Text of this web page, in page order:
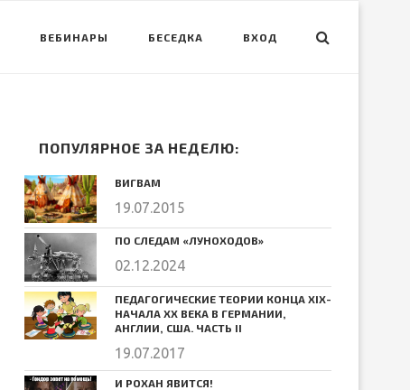
ВЕБИНАРЫ БЕСЕДКА ВХОД
ПОПУЛЯРНОЕ ЗА НЕДЕЛЮ:
ВИГВАМ
19.07.2015
ПО СЛЕДАМ «ЛУНОХОДОВ»
02.12.2024
ПЕДАГОГИЧЕСКИЕ ТЕОРИИ КОНЦА ХIХ-
НАЧАЛА ХХ ВЕКА В ГЕРМАНИИ,
АНГЛИИ, США. ЧАСТЬ II
19.07.2017
И РОХАН ЯВИТСЯ!